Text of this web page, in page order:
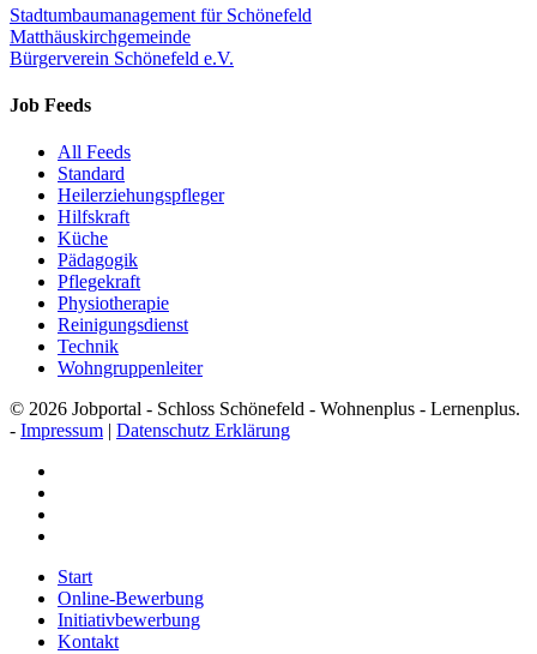
Stadtumbaumanagement für Schönefeld
Matthäuskirchgemeinde
Bürgerverein Schönefeld e.V.
Job Feeds
All Feeds
Standard
Heilerziehungspfleger
Hilfskraft
Küche
Pädagogik
Pflegekraft
Physiotherapie
Reinigungsdienst
Technik
Wohngruppenleiter
© 2026 Jobportal - Schloss Schönefeld - Wohnenplus - Lernenplus.
- Impressum | Datenschutz Erklärung
Close
Menu
Start
Online-Bewerbung
Initiativbewerbung
Kontakt